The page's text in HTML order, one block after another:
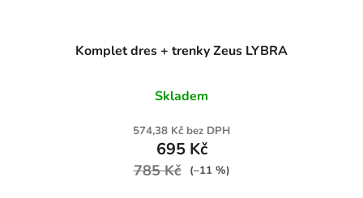
Komplet dres + trenky Zeus LYBRA
Skladem
574,38 Kč bez DPH
695 Kč
785 Kč (–11 %)